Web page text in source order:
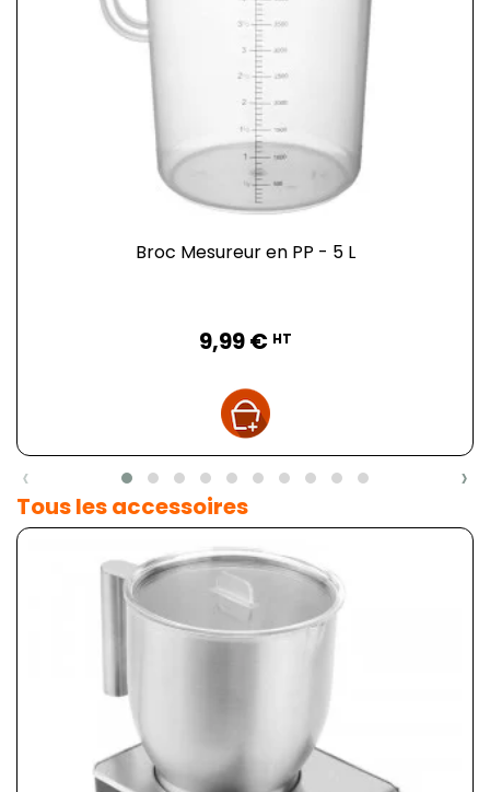
Broc Mesureur en PP - 5 L
9,99 € HT
‹ ›
Tous les accessoires